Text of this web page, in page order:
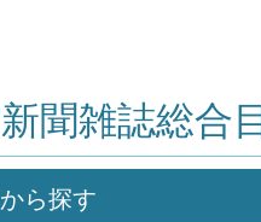
聞雑誌総合
ら探す